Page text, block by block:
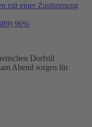
mit einer Zustimmung
96%
Dorfstil
Abend sorgen für